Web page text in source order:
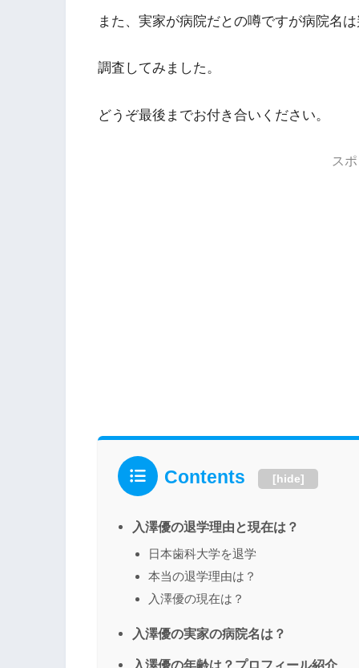
また、実家が病院だとの噂ですが病院名
調査してみました。
どうぞ最後までお付き合いください。
ス
Contents [hide]
入澤優の退学理由と現在は？
日本歯科大学を退学
本当の退学理由は？
入澤優の現在は？
入澤優の実家の病院名は？
入澤優の年齢は？プロフィール紹介